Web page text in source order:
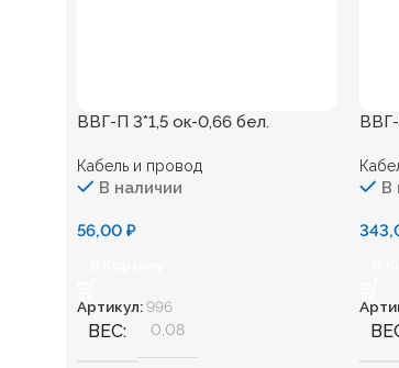
ВВГ-П 3*1,5 ок-0,66 бел.
Кабель и провод
В наличии
56,00 ₽
Артикул:996
ВЕС 0,08
В